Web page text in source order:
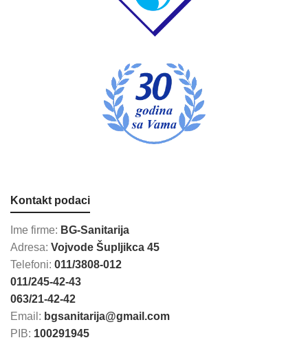
Kontakt podaci
Ime firme: BG-Sanitarija
Adresa: Vojvode Šupljikca 45
Telefoni: 011/3808-012
011/245-42-43
063/21-42-42
Email: bgsanitarija@gmail.com
PIB: 100291945